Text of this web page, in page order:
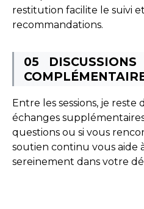
restitution facilite le suivi
recommandations.
DISCUSSIONS
Entre les sessions, je
échanges
questions ou si vous
soutien continu vous aide
sereinement dans votre